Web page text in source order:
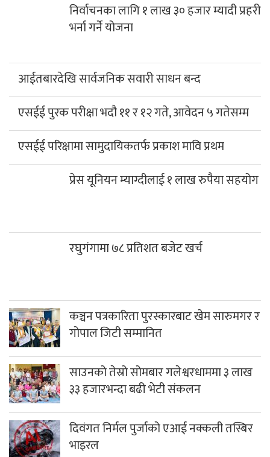
निर्वाचनका लागि १ लाख ३० हजार म्यादी प्रहरी
भर्ना गर्ने योजना
आईतबारदेखि सार्वजनिक सवारी साधन बन्द
एसईई पुरक परीक्षा भदौ ११ र १२ गते, आवेदन ५ गतेसम्म
एसईई परिक्षामा सामुदायिकतर्फ प्रकाश मावि प्रथम
प्रेस यूनियन म्याग्दीलाई १ लाख रुपैया सहयोग
रघुगंगामा ७८ प्रतिशत बजेट खर्च
कञ्चन पत्रकारिता पुरस्कारबाट खेम सारुमगर र
गोपाल जिटी सम्मानित
साउनको तेस्रो सोमबार गलेश्वरधाममा ३ लाख
३३ हजारभन्दा बढी भेटी संकलन
दिवंगत निर्मल पुर्जाको एआई नक्कली तस्बिर
भाइरल